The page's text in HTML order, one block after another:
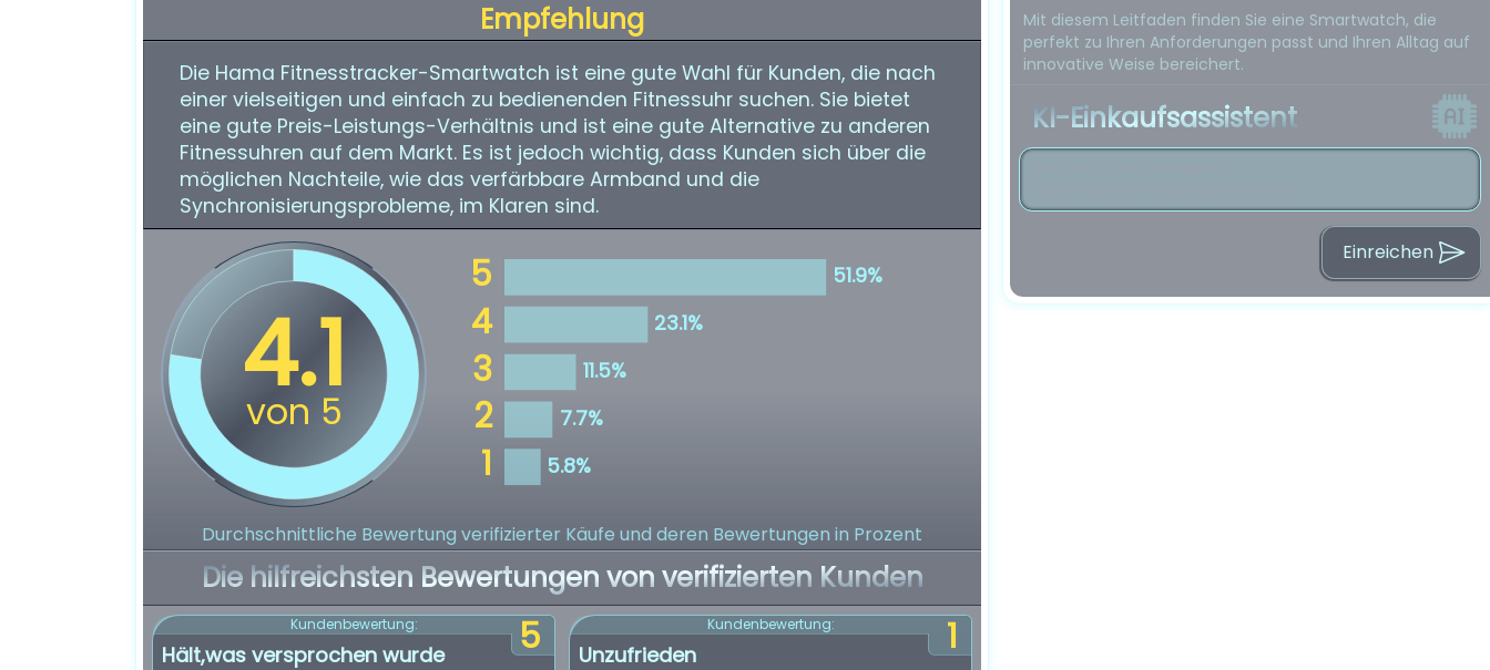
Empfehlung
Die Hama Fitnesstracker-Smartwatch ist eine gute Wahl für Kunden, die nach
einer vielseitigen und einfach zu bedienenden Fitnessuhr suchen. Sie bietet
eine gute Preis-Leistungs-Verhältnis und ist eine gute Alternative zu anderen
Fitnessuhren auf dem Markt. Es ist jedoch wichtig, dass Kunden sich über die
möglichen Nachteile, wie das verfärbbare Armband und die
Synchronisierungsprobleme, im Klaren sind.
Durchschnittliche Bewertung verifizierter Käufe und deren Bewertungen in Prozent
Die hilfreichsten Bewertungen von verifizierten Kunden
5
Kundenbewertung:
Hält,was versprochen wurde 1
Kundenbewertung:
Unzufrieden
Mit diesem Leitfaden finden Sie eine Smartwatch, die
perfekt zu Ihren Anforderungen passt und Ihren Alltag auf
innovative Weise bereichert.
KI-Einkaufsassistent
Einreichen